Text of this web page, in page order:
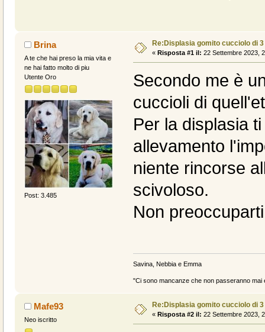
Brina
A te che hai preso la mia vita e
ne hai fatto molto di piu
Utente Oro
Post: 3.485
Re:Displasia gomito cucciolo di
« Risposta #1 il: 22 Settembre 2023,
Secondo me è
cuccioli di
Per la displasia
allevamento
niente rincorse
scivoloso.
Non
Savina, Nebbia e Emma
"Ci sono mancanze che non passeranno
Mafe93
Neo iscritto
Re:Displasia gomito cucciolo di
« Risposta #2 il: 22 Settembre 2023,